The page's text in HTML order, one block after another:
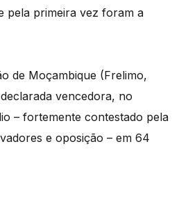
pela primeira vez foram a
de Moçambique (Frelimo,
vencedora, no
– fortemente contestado pela
e oposição – em 64